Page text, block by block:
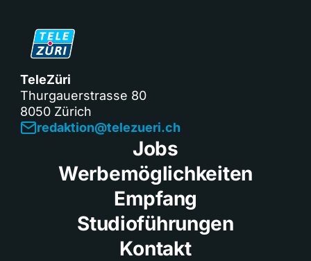
TeleZüri
Thurgauerstrasse 80
8050 Zürich
redaktion@telezueri.ch
Jobs
Werbemöglichkeiten
Empfang
Studioführungen
Kontakt